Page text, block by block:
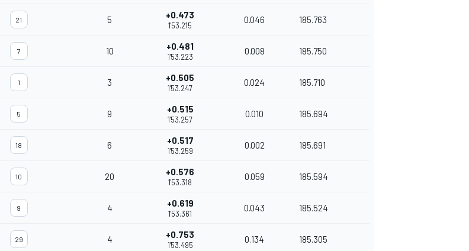
21 5 +0.473
1'53.215
0.046 185.763
7 10 +0.481
1'53.223
0.008 185.750
1 3 +0.505
1'53.247
0.024 185.710
5 9 +0.515
1'53.257
0.010 185.694
18 6 +0.517
1'53.259
0.002 185.691
10 20 +0.576
1'53.318
0.059 185.594
9 4 +0.619
1'53.361
0.043 185.524
29 4 +0.753
1'53.495
0.134 185.305